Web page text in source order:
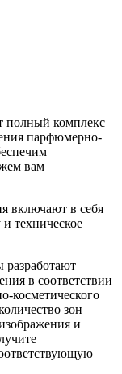
полный комплекс
парфюмерно-
вам
включают в себя
техническое
в соответствии
косметического
зон
и